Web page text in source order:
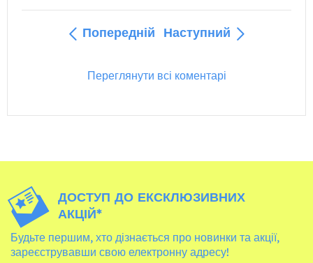
Попередній Наступний
Переглянути всі коментарі
ДОСТУП ДО ЕКСКЛЮЗИВНИХ
АКЦІЙ*
Будьте першим, хто дізнається про новинки та акції,
зареєструвавши свою електронну адресу!